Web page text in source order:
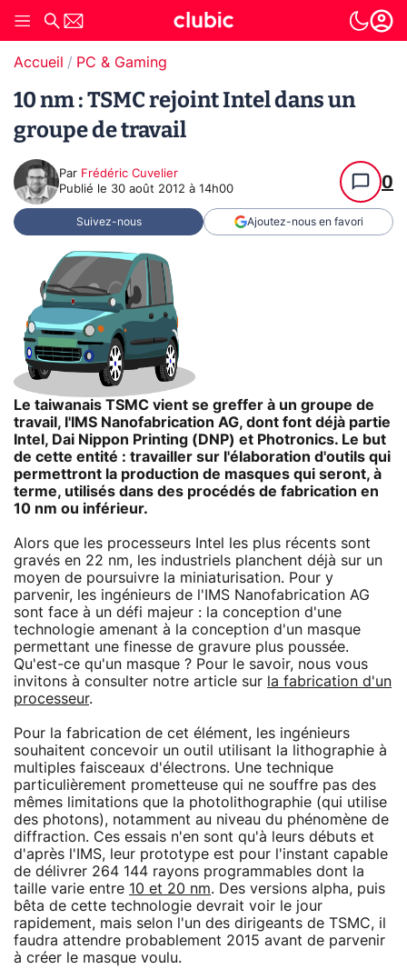
Accueil PC & Gaming
10 nm : TSMC rejoint Intel dans un
groupe de travail
Par Frédéric Cuvelier
Publié le 30 août 2012 à 14h00 0
Suivez-nous Ajoutez-nous en favori
Le taiwanais TSMC vient se greffer à un groupe de
travail, l'IMS Nanofabrication AG, dont font déjà partie
Intel, Dai Nippon Printing (DNP) et Photronics. Le but
de cette entité : travailler sur l'élaboration d'outils qui
permettront la production de masques qui seront, à
terme, utilisés dans des procédés de fabrication en
10 nm ou inférieur.
Alors que les processeurs Intel les plus récents sont
gravés en 22 nm, les industriels planchent déjà sur un
moyen de poursuivre la miniaturisation. Pour y
parvenir, les ingénieurs de l'IMS Nanofabrication AG
sont face à un défi majeur : la conception d'une
technologie amenant à la conception d'un masque
permettant une finesse de gravure plus poussée.
Qu'est-ce qu'un masque ? Pour le savoir, nous vous
invitons à consulter notre article sur la fabrication d'un
processeur.
Pour la fabrication de cet élément, les ingénieurs
souhaitent concevoir un outil utilisant la lithographie à
multiples faisceaux d'électrons. Une technique
particulièrement prometteuse qui ne souffre pas des
mêmes limitations que la photolithographie (qui utilise
des photons), notamment au niveau du phénomène de
diffraction. Ces essais n'en sont qu'à leurs débuts et
d'après l'IMS, leur prototype est pour l'instant capable
de délivrer 264 144 rayons programmables dont la
taille varie entre 10 et 20 nm. Des versions alpha, puis
bêta de cette technologie devrait voir le jour
rapidement, mais selon l'un des dirigeants de TSMC, il
faudra attendre probablement 2015 avant de parvenir
à créer le masque voulu.